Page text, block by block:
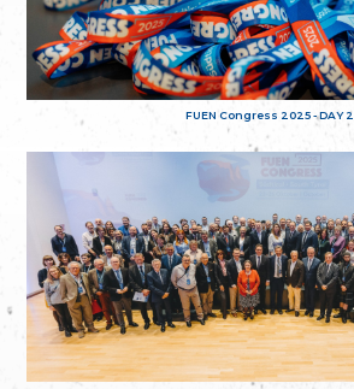
FUEN Congress 2025 - DAY 2